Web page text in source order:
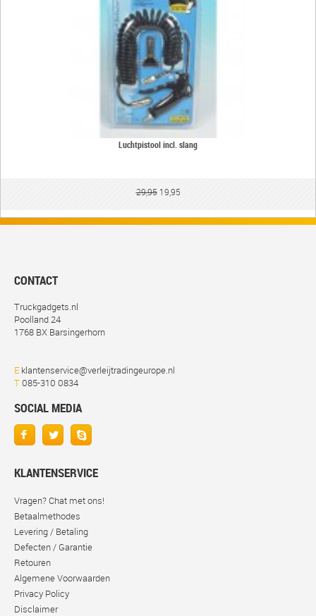
Luchtpistool incl. slang
29,9519,95
CONTACT
Truckgadgets.nl
Poolland 24
1768 BX Barsingerhorn
E klantenservice@verleijtradingeurope.nl
T085-310 0834
SOCIAL MEDIA
KLANTENSERVICE
Vragen? Chat met ons!
Betaalmethodes
Levering / Betaling
Defecten / Garantie
Retouren
Algemene Voorwaarden
Privacy Policy
Disclaimer